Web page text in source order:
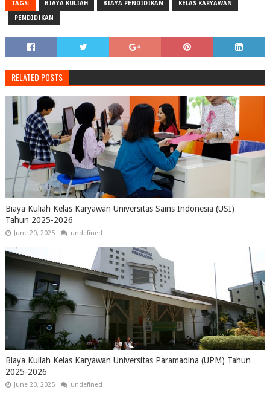
TAGS: BIAYA KULIAH BIAYA PENDIDIKAN KELAS KARYAWAN
PENDIDIKAN
RELATED POSTS
Biaya Kuliah Kelas Karyawan Universitas Sains Indonesia (USI)
Tahun 2025-2026
June 20, 2025 undefined
Biaya Kuliah Kelas Karyawan Universitas Paramadina (UPM) Tahun
2025-2026
June 20, 2025 undefined